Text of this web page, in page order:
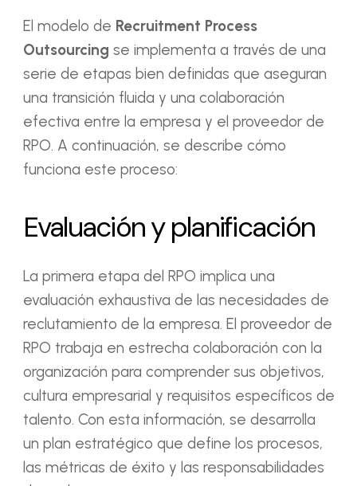
El modelo de Recruitment Process
Outsourcing se implementa a través de una
serie de etapas bien definidas que aseguran
una transición fluida y una colaboración
efectiva entre la empresa y el proveedor de
RPO. A continuación, se describe cómo
funciona este proceso:
Evaluación y planificación
La primera etapa del RPO implica una
evaluación exhaustiva de las necesidades de
reclutamiento de la empresa. El proveedor de
RPO trabaja en estrecha colaboración con la
organización para comprender sus objetivos,
cultura empresarial y requisitos específicos de
talento. Con esta información, se desarrolla
un plan estratégico que define los procesos,
las métricas de éxito y las responsabilidades